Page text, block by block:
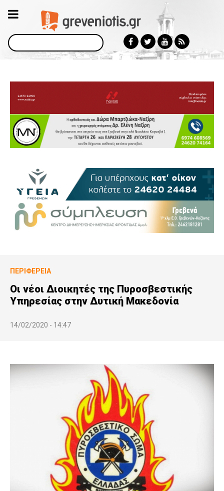
Αναζήτηση
ΠΕΡΙΦΈΡΕΙΑ
Οι νέοι Διοικητές της Πυροσβεστικής
Υπηρεσίας στην Δυτική Μακεδονία
14/02/2020 - 14:47